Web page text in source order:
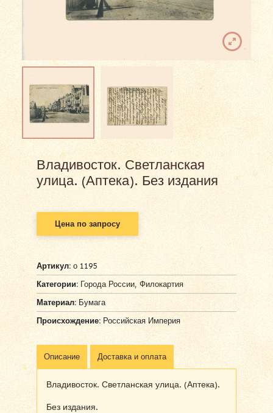
Владивосток. Светланская
улица. (Аптека). Без издания
Цена по запросу
Артикул:о 1195
Категории: Города России,Филокартия
Материал:Бумага
Происхождение: Российская Империя
Описание Доставка и оплата
Владивосток. Светланская улица. (Аптека).
Без издания.